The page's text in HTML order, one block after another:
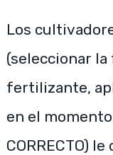
Los
(seleccionar la
fertilizante,
en el momento
CORRECTO)